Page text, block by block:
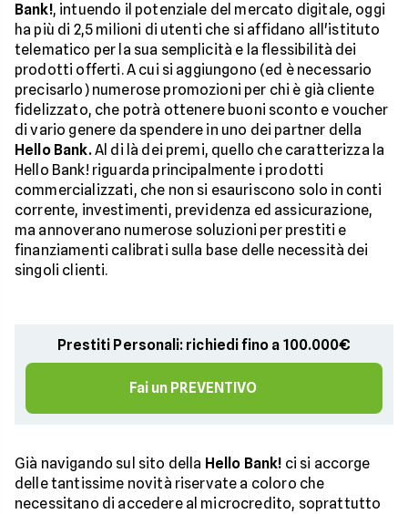
Bank!, intuendo il potenziale del mercato digitale, oggi
ha più di 2,5 milioni di utenti che si affidano all'istituto
telematico per la sua semplicità e la flessibilità dei
prodotti offerti. A cui si aggiungono (ed è necessario
precisarlo) numerose promozioni per chi è già cliente
fidelizzato, che potrà ottenere buoni sconto e voucher
di vario genere da spendere in uno dei partner della
Hello Bank.Al di là dei premi, quello che caratterizza la
Hello Bank! riguarda principalmente i prodotti
commercializzati, che non si esauriscono solo in conti
corrente, investimenti, previdenza ed assicurazione,
ma annoverano numerose soluzioni per prestiti e
finanziamenti calibrati sulla base delle necessità dei
singoli clienti.
Prestiti Personali: richiedi fino a 100.000€
Fai un PREVENTIVO
Già navigando sul sito della Hello Bank! ci si accorge
delle tantissime novità riservate a coloro che
necessitano di accedere al microcredito, soprattutto